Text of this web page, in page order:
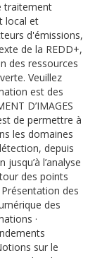
traitement
local et
d'émissions,
de la REDD+,
des ressources
Veuillez
est des
D’IMAGES
de permettre à
les domaines
depuis
l’analyse
des points
Présentation des
des
·
sur le